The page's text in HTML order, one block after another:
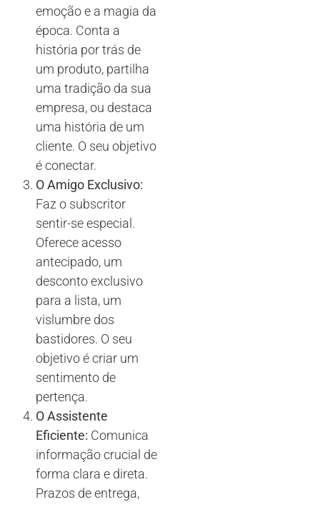
emoção e a magia da
época. Conta a
história por trás de
um produto, partilha
uma tradição da sua
empresa, ou destaca
uma história de um
cliente. O seu objetivo
é conectar.
O Amigo Exclusivo:
Faz o subscritor
sentir-se especial.
Oferece acesso
antecipado, um
desconto exclusivo
para a lista, um
vislumbre dos
bastidores. O seu
objetivo é criar um
sentimento de
pertença.
O Assistente
Eficiente: Comunica
informação crucial de
forma clara e direta.
Prazos de entrega,